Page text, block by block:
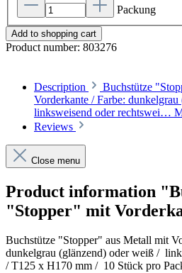
Packung
Add to shopping cart
Product number: 803276
Description
Buchstütze
Vorderkante / Farbe:
linksweisend oder rechtswei…
Reviews
Close menu
Product information
"Stopper" mit
Buchstütze "Stopper" aus Metall mit
dunkelgrau (glänzend) oder weiß /
/ T125 x H170 mm / 10 Stück pro